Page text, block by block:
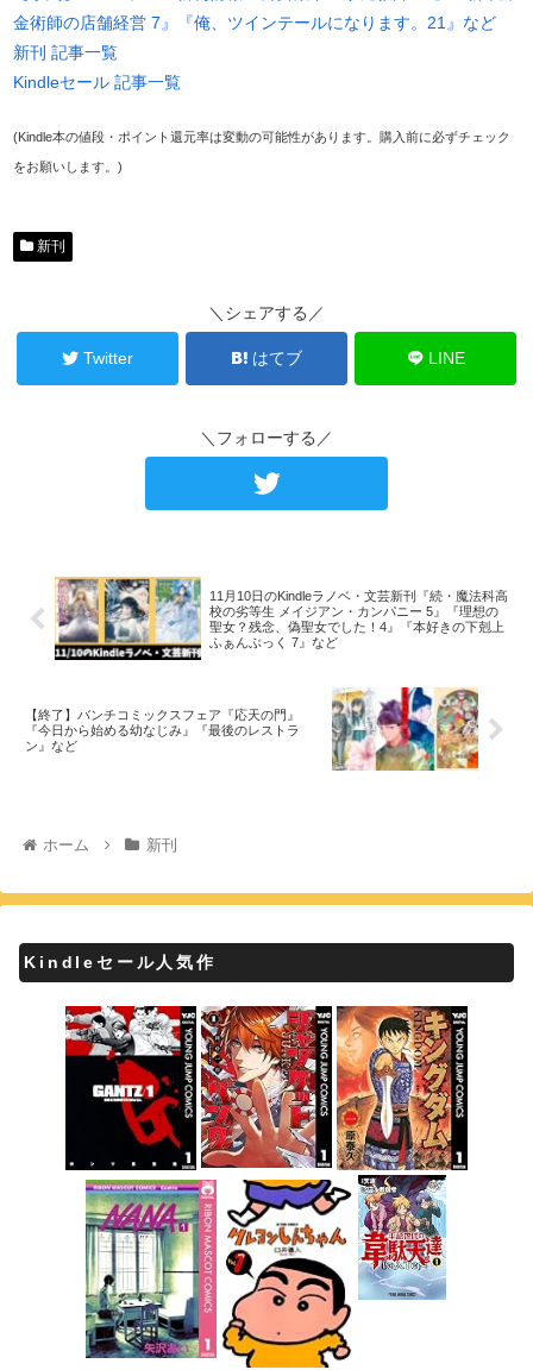
金術師の店舗経営 7』『俺、ツインテールになります。21』など
新刊 記事一覧
Kindleセール 記事一覧
(Kindle本の値段・ポイント還元率は変動の可能性があります。購入前に必ずチェック
をお願いします。)
新刊
＼シェアする／
Twitter はてブ LINE
＼フォローする／
11月10日のKindleラノベ・文芸新刊『続・魔法科高
校の劣等生 メイジアン・カンパニー 5』『理想の
聖女？残念、偽聖女でした！4』『本好きの下剋上
ふぁんぶっく 7』など
【終了】バンチコミックスフェア『応天の門』
『今日から始める幼なじみ』『最後のレストラ
ン』など
ホーム 新刊
Kindleセール人気作